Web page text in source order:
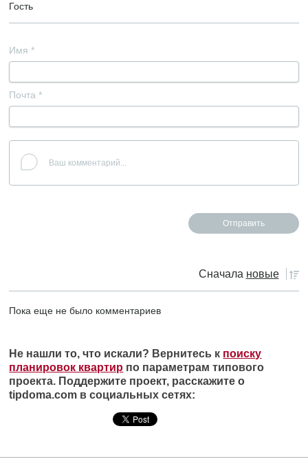
Гость
Имя *
Почта *
Сначала новые
Пока еще не было комментариев
Не нашли то, что искали? Вернитесь к поиску
планировок квартир по параметрам типового
проекта. Поддержите проект, расскажите о
tipdoma.com в социальных сетях: